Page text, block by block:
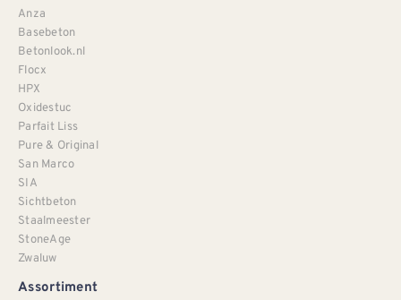
Anza
Basebeton
Betonlook.nl
Flocx
HPX
Oxidestuc
Parfait Liss
Pure & Original
San Marco
SIA
Sichtbeton
Staalmeester
StoneAge
Zwaluw
Assortiment